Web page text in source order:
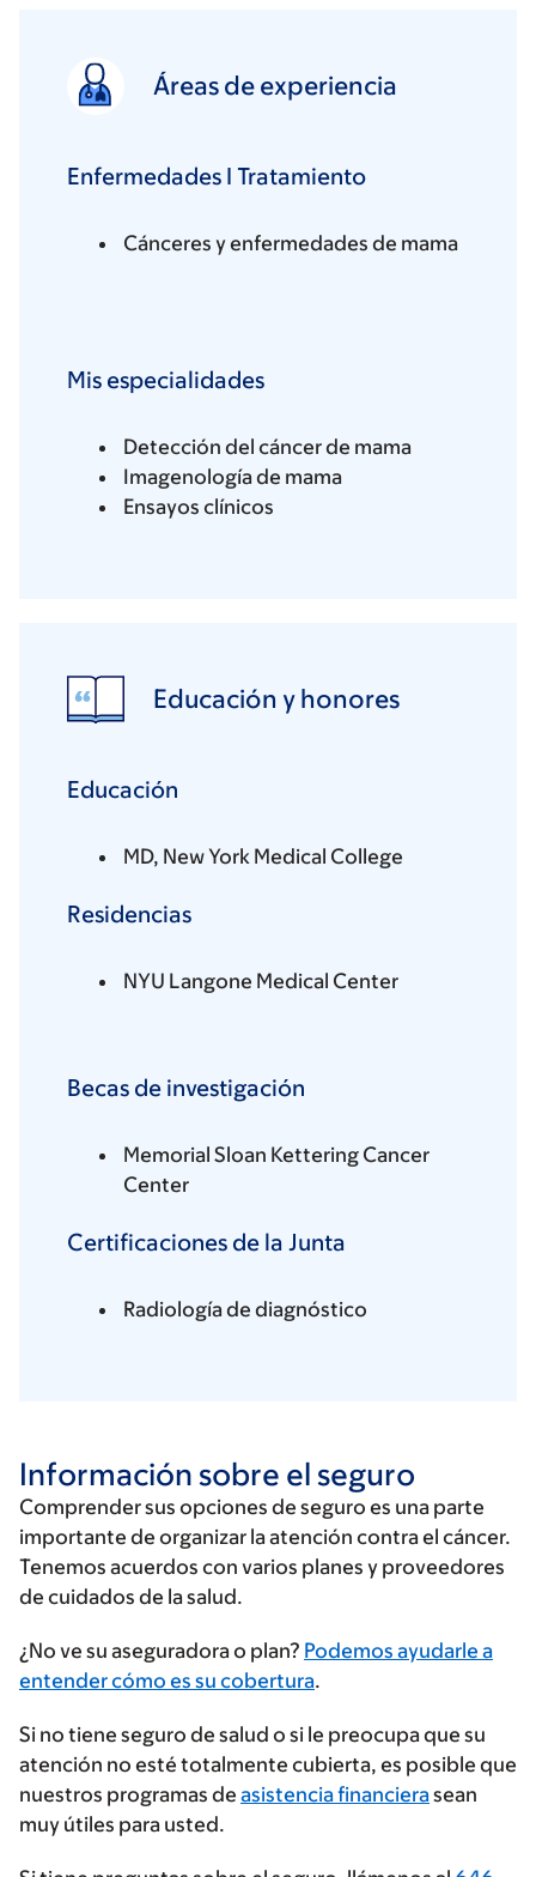
Áreas de experiencia
Enfermedades I Tratamiento
Cánceres y enfermedades de mama
Mis especialidades
Detección del cáncer de mama
Imagenología de mama
Ensayos clínicos
Educación y honores
Educación
MD, New York Medical College
Residencias
NYU Langone Medical Center
Becas de investigación
Memorial Sloan Kettering Cancer
Center
Certificaciones de la Junta
Radiología de diagnóstico
Información sobre el seguro
Comprender sus opciones de seguro es una parte
importante de organizar la atención contra el cáncer.
Tenemos acuerdos con varios planes y proveedores
de cuidados de la salud.
Ingrese
su
de
seguros
¿No ve su aseguradora o plan? Podemos ayudarle a
entender cómo es su cobertura.
Si no tiene seguro de salud o si le preocupa que su
atención no esté totalmente cubierta, es posible que
nuestros programas de asistencia financierasean
muy útiles para usted.